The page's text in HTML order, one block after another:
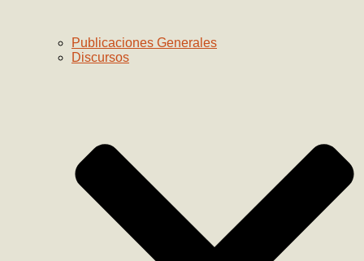
Publicaciones Generales
Discursos